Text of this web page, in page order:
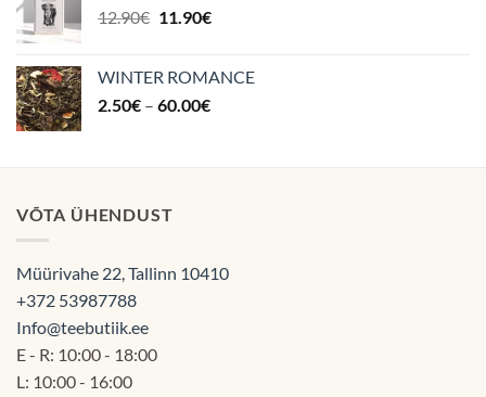
12.90€ Algne
12.90€.
11.90€Praegune
11.90€.
WINTER ROMANCE
2.50€ – 60.00€Hinnavahemik:
60.00€
VÕTA ÜHENDUST
Müürivahe 22, Tallinn 10410
+372 53987788
Info@teebutiik.ee
E - R: 10:00 - 18:00
L: 10:00 - 16:00